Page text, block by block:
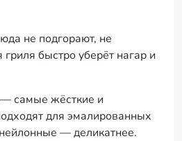
не подгорают, не
быстро уберёт нагар и
самые жёсткие и
для эмалированных
— деликатнее.